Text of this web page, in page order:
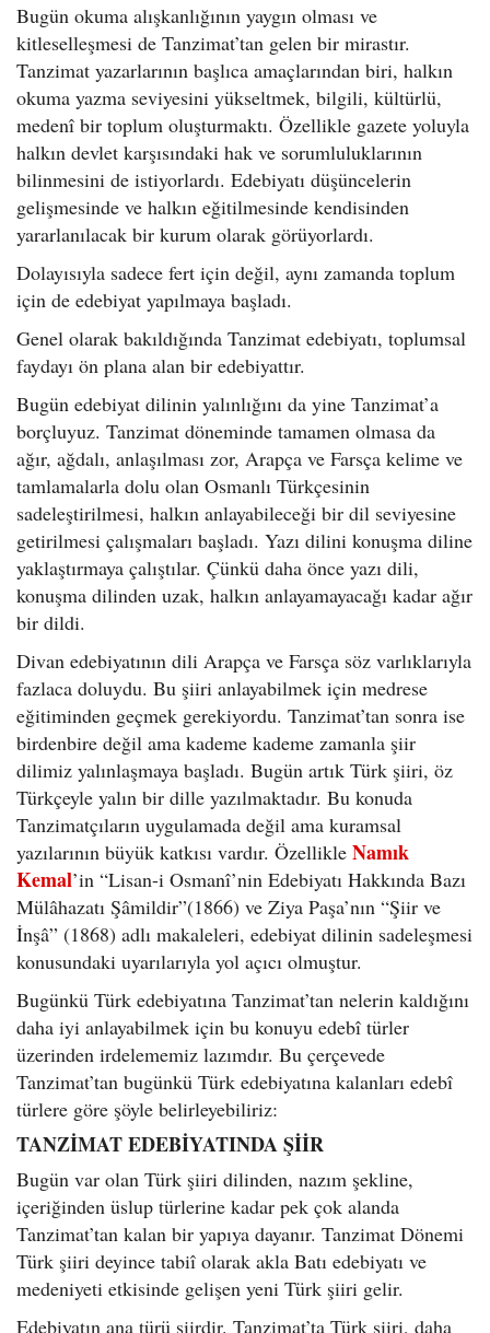
Bugün okuma alışkanlığının yaygın olması ve
kitleselleşmesi de Tanzimat’tan gelen bir mirastır.
Tanzimat yazarlarının başlıca amaçlarından biri, halkın
okuma yazma seviyesini yükseltmek, bilgili, kültürlü,
medenî bir toplum oluşturmaktı. Özellikle gazete yoluyla
halkın devlet karşısındaki hak ve sorumluluklarının
bilinmesini de istiyorlardı. Edebiyatı düşüncelerin
gelişmesinde ve halkın eğitilmesinde kendisinden
yararlanılacak bir kurum olarak görüyorlardı.
Dolayısıyla sadece fert için değil, aynı zamanda toplum
için de edebiyat yapılmaya başladı.
Genel olarak bakıldığında Tanzimat edebiyatı, toplumsal
faydayı ön plana alan bir edebiyattır.
Bugün edebiyat dilinin yalınlığını da yine Tanzimat’a
borçluyuz. Tanzimat döneminde tamamen olmasa da
ağır, ağdalı, anlaşılması zor, Arapça ve Farsça kelime ve
tamlamalarla dolu olan Osmanlı Türkçesinin
sadeleştirilmesi, halkın anlayabileceği bir dil seviyesine
getirilmesi çalışmaları başladı. Yazı dilini konuşma diline
yaklaştırmaya çalıştılar. Çünkü daha önce yazı dili,
konuşma dilinden uzak, halkın anlayamayacağı kadar ağır
bir dildi.
Divan edebiyatının dili Arapça ve Farsça söz varlıklarıyla
fazlaca doluydu. Bu şiiri anlayabilmek için medrese
eğitiminden geçmek gerekiyordu. Tanzimat’tan sonra ise
birdenbire değil ama kademe kademe zamanla şiir
dilimiz yalınlaşmaya başladı. Bugün artık Türk şiiri, öz
Türkçeyle yalın bir dille yazılmaktadır. Bu konuda
Tanzimatçıların uygulamada değil ama kuramsal
yazılarının büyük katkısı vardır. Özellikle Namık
Kemal’in “Lisan-i Osmanî’nin Edebiyatı Hakkında Bazı
Mülâhazatı Şâmildir”(1866) ve Ziya Paşa’nın “Şiir ve
İnşâ” (1868) adlı makaleleri, edebiyat dilinin sadeleşmesi
konusundaki uyarılarıyla yol açıcı olmuştur.
Bugünkü Türk edebiyatına Tanzimat’tan nelerin kaldığını
daha iyi anlayabilmek için bu konuyu edebî türler
üzerinden irdelememiz lazımdır. Bu çerçevede
Tanzimat’tan bugünkü Türk edebiyatına kalanları edebî
türlere göre şöyle belirleyebiliriz:
TANZİMAT EDEBİYATINDA ŞİİR
Bugün var olan Türk şiiri dilinden, nazım şekline,
içeriğinden üslup türlerine kadar pek çok alanda
Tanzimat’tan kalan bir yapıya dayanır. Tanzimat Dönemi
Türk şiiri deyince tabiî olarak akla Batı edebiyatı ve
medeniyeti etkisinde gelişen yeni Türk şiiri gelir.
Edebiyatın ana türü şiirdir. Tanzimat’ta Türk şiiri, daha